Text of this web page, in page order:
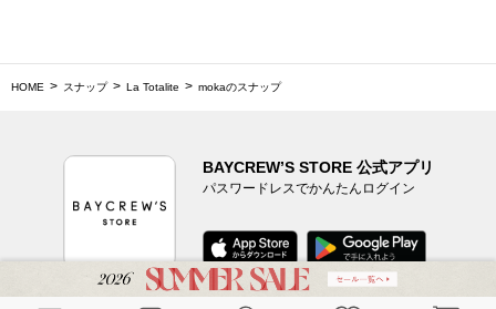
HOME スナップ La Totalite mokaのスナップ
BAYCREW’S STORE 公式アプリ
パスワードレスでかんたんログイン